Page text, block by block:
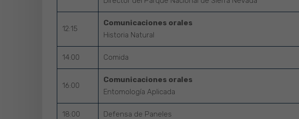
12:15
Comunicaciones orales
Historia Natural
14:00 Comida
16:00
Comunicaciones orales
Entomología Aplicada
18:00 Defensa de Paneles